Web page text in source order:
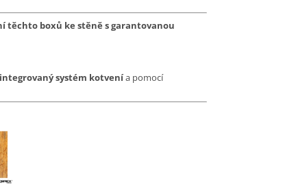
těchto boxů ke stěně s garantovanou
systém kotvenía pomocí